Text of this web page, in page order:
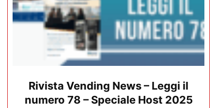
Rivista Vending News – Leggi il
numero 78 – Speciale Host 2025